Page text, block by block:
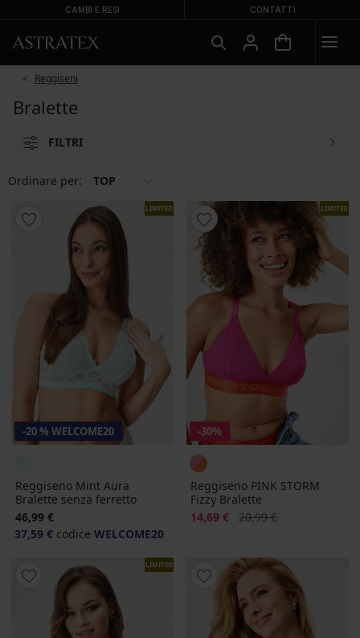
CAMBI E RESI CONTATTI
Reggiseni
Bralette
FILTRI
Ordinare per: TOP
LIMITED
-20 % WELCOME20
Reggiseno Mint Aura
Bralette senza ferretto
46,99 €
37,59 € codice WELCOME20
LIMITED
-30%
Reggiseno PINK STORM
Fizzy Bralette
Sconto
14,69 € Prezzo originale
20,99 €
LIMITED